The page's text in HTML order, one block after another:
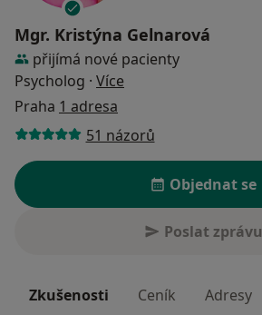
Mgr. Kristýna Gelnarová
přijímá nové pacienty
Psycholog · Více
Praha 1 adresa
51 názorů
Objednat se
Poslat zprávu
Zkušenosti Ceník Adresy